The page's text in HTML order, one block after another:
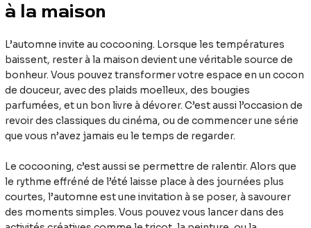
à la maison
L’automne invite au cocooning. Lorsque les températures
baissent, rester à la maison devient une véritable source de
bonheur. Vous pouvez transformer votre espace en un cocon
de douceur, avec des plaids moelleux, des bougies
parfumées, et un bon livre à dévorer. C’est aussi l’occasion de
revoir des classiques du cinéma, ou de commencer une série
que vous n’avez jamais eu le temps de regarder.
Le cocooning, c’est aussi se permettre de ralentir. Alors que
le rythme effréné de l’été laisse place à des journées plus
courtes, l’automne est une invitation à se poser, à savourer
des moments simples. Vous pouvez vous lancer dans des